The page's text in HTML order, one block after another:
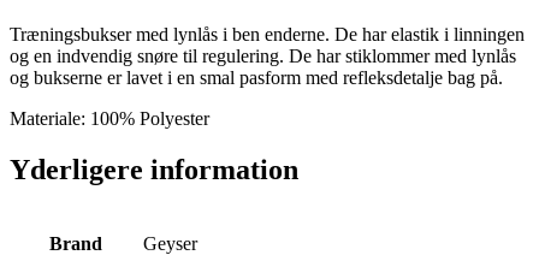
Træningsbukser med lynlås i ben enderne. De har elastik i linningen
og en indvendig snøre til regulering. De har stiklommer med lynlås
og bukserne er lavet i en smal pasform med refleksdetalje bag på.
Materiale: 100% Polyester
Yderligere information
Brand Geyser